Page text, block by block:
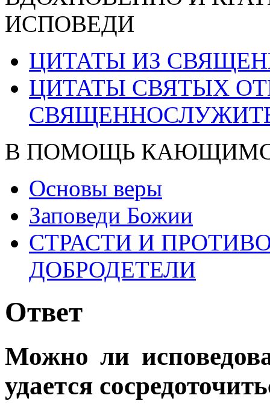
ИСПОВЕДИ
ЦИТАТЫ ИЗ
ЦИТАТЫ СВЯТЫХ
В ПОМОЩЬ
Основы веры
Заповеди Божии
СТРАСТИ И
ДОБРОДЕТЕЛИ
Ответ
Можно ли
удается